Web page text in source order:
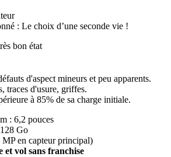
: Le choix d’une seconde vie !
bon état
d'aspect mineurs et peu apparents.
traces d'usure, griffes.
à 85% de sa charge initiale.
: 6,2 pouces
Go
en capteur principal)
et vol sans franchise